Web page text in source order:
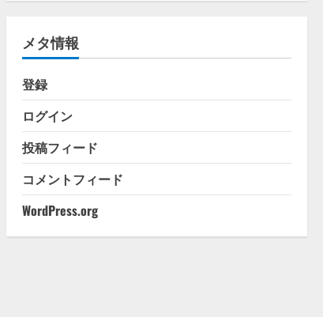
ー
メタ情報
登録
ログイン
投稿フィード
コメントフィード
WordPress.org